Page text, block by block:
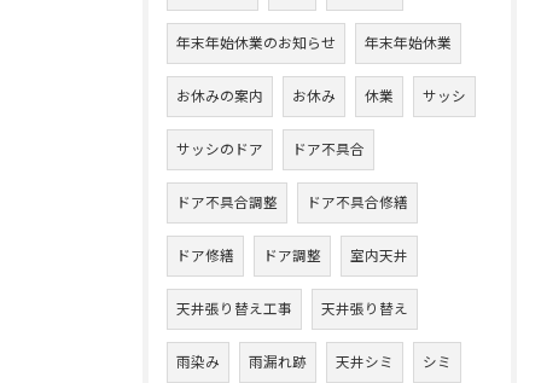
年末年始休業のお知らせ 年末年始休業
お休みの案内 お休み 休業 サッシ
サッシのドア ドア不具合
ドア不具合調整 ドア不具合修繕
ドア修繕 ドア調整 室内天井
天井張り替え工事 天井張り替え
雨染み 雨漏れ跡 天井シミ シミ